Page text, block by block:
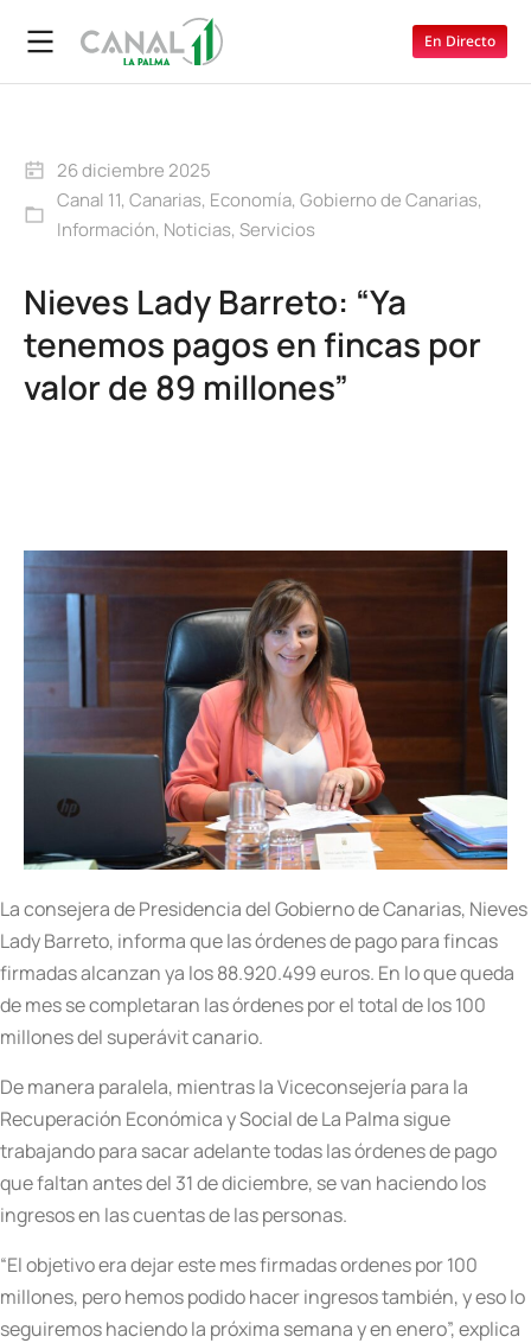
En Directo
26 diciembre 2025
Canal 11, Canarias, Economía, Gobierno de Canarias,
Información, Noticias, Servicios
Nieves Lady Barreto: “Ya
tenemos pagos en fincas por
valor de 89 millones”
La consejera de Presidencia del Gobierno de Canarias, Nieves
Lady Barreto, informa que las órdenes de pago para fincas
firmadas alcanzan ya los 88.920.499 euros. En lo que queda
de mes se completaran las órdenes por el total de los 100
millones del superávit canario.
De manera paralela, mientras la Viceconsejería para la
Recuperación Económica y Social de La Palma sigue
trabajando para sacar adelante todas las órdenes de pago
que faltan antes del 31 de diciembre, se van haciendo los
ingresos en las cuentas de las personas.
“El objetivo era dejar este mes firmadas ordenes por 100
millones, pero hemos podido hacer ingresos también, y eso lo
seguiremos haciendo la próxima semana y en enero”, explica